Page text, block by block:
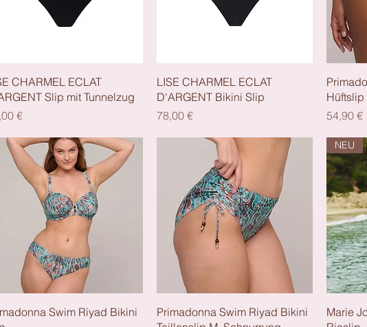
Schnellansicht
CHARMEL ECLAT
Slip mit Tunnelzug
€
Schnellansicht
LISE CHARMEL ECLAT
D'ARGENT Bikini Slip
Preis
78,00 €
Hüftslip
Preis
54,90 €
Schnellansicht
Swim Riyad Bikini
Schnellansicht
Primadonna Swim Riyad Bikini
NEU
Marie